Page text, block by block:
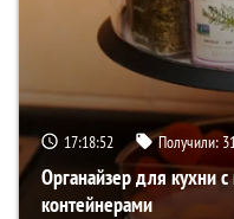
17:18:51 Получили:
Органайзер для кухни
контейнерами